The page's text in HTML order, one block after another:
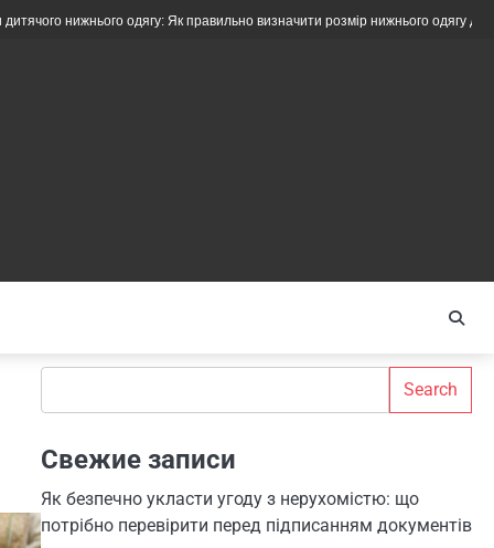
одягу: Як правильно визначити розмір нижнього одягу для дітей
Search
Свежие записи
Як безпечно укласти угоду з нерухомістю: що
потрібно перевірити перед підписанням документів